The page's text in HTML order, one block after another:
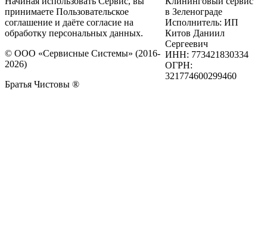
принимаете Пользовательское
соглашение и даёте согласие на
обработку персональных данных.
© ООО «Сервисные Системы» (2016-
2026)
Братья Чистовы ®
в Зеленограде
Исполнитель: ИП
Китов Даниил
Сергеевич
ИНН: 773421830334
ОГРН:
321774600299460